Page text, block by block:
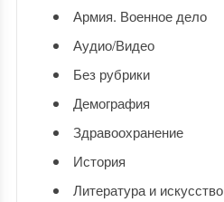
Армия. Военное дело
Аудио/Видео
Без рубрики
Демография
Здравоохранение
История
Литература и искусство